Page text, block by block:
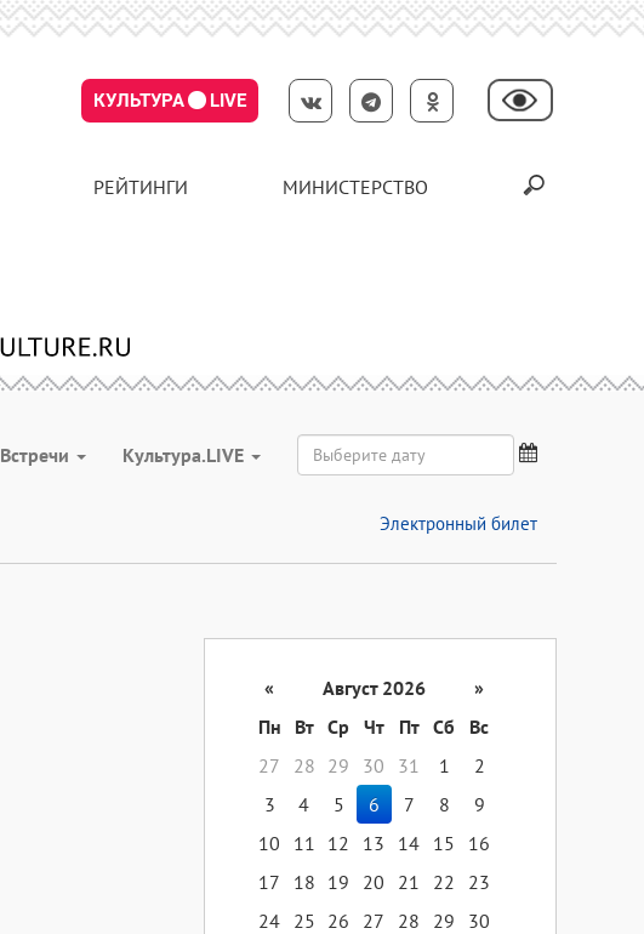
КУЛЬТУРА LIVE
РЕЙТИНГИ МИНИСТЕРСТВО
Встречи Культура.LIVE
Электронный билет
« Август 2026
»
Пн
Вт Ср Чт Пт Сб
Вс
27
28 29 30 31 1
2
3
4 5 6 7 8
9
10
11 12 13 14 15
16
17
18 19 20 21 22
23
24 25 26 27 28 29
30